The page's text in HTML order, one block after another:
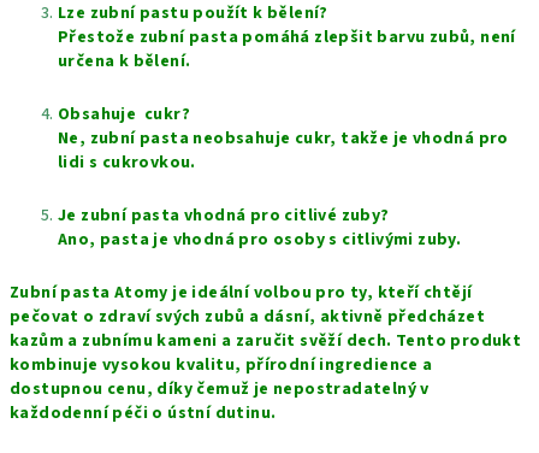
Lze zubní pastu použít k bělení?
Přestože zubní pasta pomáhá zlepšit barvu zubů, není
určena k bělení.
Obsahuje cukr?
Ne, zubní pasta neobsahuje cukr, takže je vhodná pro
lidi s cukrovkou.
Je zubní pasta vhodná pro citlivé zuby?
Ano, pasta je vhodná pro osoby s citlivými zuby.
Zubní pasta Atomy je ideální volbou pro ty, kteří chtějí
pečovat o zdraví svých zubů a dásní, aktivně předcházet
kazům a zubnímu kameni a zaručit svěží dech. Tento produkt
kombinuje vysokou kvalitu, přírodní ingredience a
dostupnou cenu, díky čemuž je nepostradatelný v
každodenní péči o ústní dutinu.